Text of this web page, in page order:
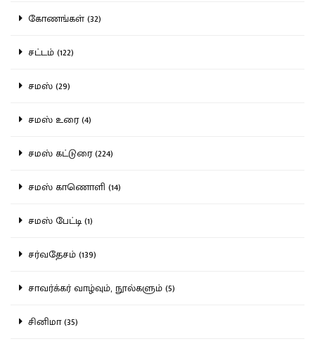
கோணங்கள் (32)
சட்டம் (122)
சமஸ் (29)
சமஸ் உரை (4)
சமஸ் கட்டுரை (224)
சமஸ் காணொளி (14)
சமஸ் பேட்டி (1)
சர்வதேசம் (139)
சாவர்க்கர் வாழ்வும், நூல்களும் (5)
சினிமா (35)